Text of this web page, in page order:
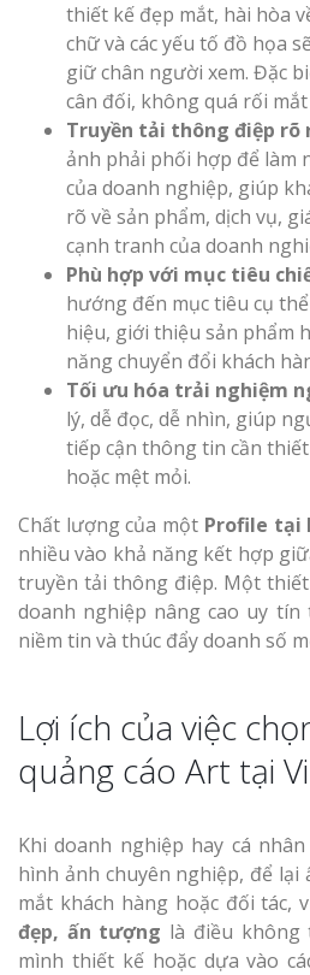
thiết kế đẹp mắt, hài hòa
chữ và các yếu tố đồ họa
giữ chân người xem. Đặc
cân đối, không quá rối
Truyền tải thông điệp rõ
ảnh phải phối hợp để làm
của doanh nghiệp, giúp
rõ về sản phẩm, dịch vụ,
cạnh tranh của doanh
Phù hợp với mục tiêu
hướng đến mục tiêu cụ
hiệu, giới thiệu sản phẩm
năng chuyển đổi khách
Tối ưu hóa trải nghiệm
lý, dễ đọc, dễ nhìn, giúp
tiếp cận thông tin cần
hoặc mệt mỏi.
Chất lượng của một Profile tại
nhiều vào khả năng kết hợp
truyền tải thông điệp. Một
doanh nghiệp nâng cao uy
niềm tin và thúc đẩy doanh số
Lợi ích của việc
quảng cáo Art tại
Khi doanh nghiệp hay cá
hình ảnh chuyên nghiệp, để
mắt khách hàng hoặc đối tác,
đẹp, ấn tượng là điều không
mình thiết kế hoặc dựa vào